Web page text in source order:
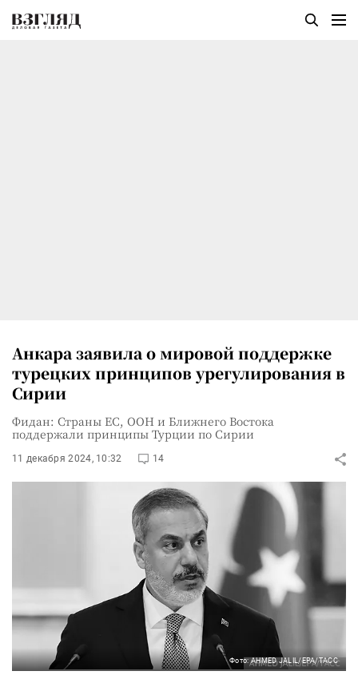
Анкара заявила о мировой поддержке
турецких принципов урегулирования в
Сирии
Фидан: Страны ЕС, ООН и Ближнего Востока
поддержали принципы Турции по Сирии
11 декабря 2024, 10:32 14
Фото: AHMED JALIL/EPA/ТАСС